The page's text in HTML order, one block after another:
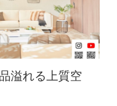
溢れる上質空